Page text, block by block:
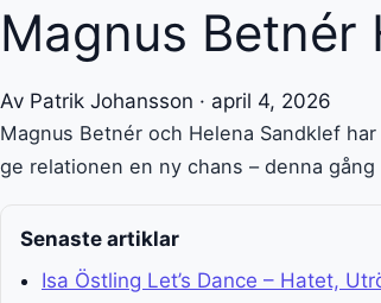
Magnus Betnér
Av Patrik Johansson · april 4, 2026
Magnus Betnér och Helena Sandklef
ge relationen en ny chans – denna
Senaste artiklar
Isa Östling Let’s Dance – Hatet,